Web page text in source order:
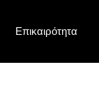
Επικαιρότητα